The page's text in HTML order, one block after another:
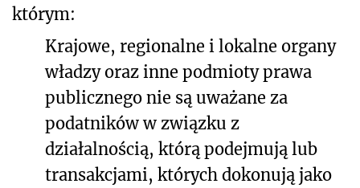
którym:
Krajowe, regionalne i lokalne organy
władzy oraz inne podmioty prawa
publicznego nie są uważane za
podatników w związku z
działalnością, którą podejmują lub
transakcjami, których dokonują jako